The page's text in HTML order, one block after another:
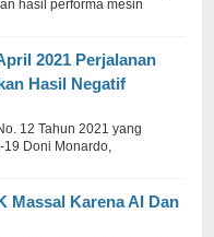
hasil performa mesin
2021 Perjalanan
Hasil Negatif
12 Tahun 2021 yang
Doni Monardo,
Massal Karena AI Dan